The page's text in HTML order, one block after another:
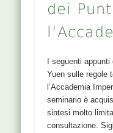
dei
I seguenti
Yuen sulle regole
l’Accademia
seminario è
sintesi molto
consultazione.